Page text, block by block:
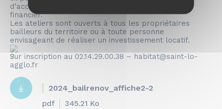
d’accompagnement administratif, technique et
financier.
Les ateliers sont ouverts à tous les propriétaires
bailleurs du territoire ou à toute personne
envisageant de réaliser un investissement locatif.
Sur inscription au 02.14.29.00.38 – habitat@saint-lo-
agglo.fr
2024_bailrenov_affiche2-2
pdf 345.21 Ko